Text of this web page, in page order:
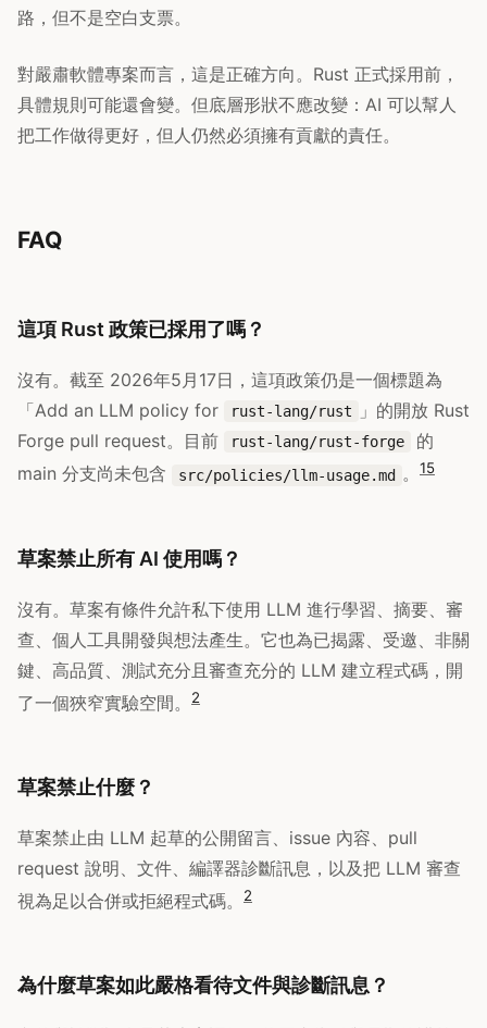
路，但不是空白支票。
對嚴肅軟體專案而言，這是正確方向。Rust 正式採用前，
具體規則可能還會變。但底層形狀不應改變：AI 可以幫人
把工作做得更好，但人仍然必須擁有貢獻的責任。
FAQ
這項 Rust 政策已採用了嗎？
沒有。截至 2026年5月17日，這項政策仍是一個標題為
「Add an LLM policy for
rust-lang/rust
」的開放 Rust
Forge pull request。目前
rust-lang/rust-forge
的
main 分支尚未包含
src/policies/llm-usage.md 。 15
草案禁止所有 AI 使用嗎？
沒有。草案有條件允許私下使用 LLM 進行學習、摘要、審
查、個人工具開發與想法產生。它也為已揭露、受邀、非關
鍵、高品質、測試充分且審查充分的 LLM 建立程式碼，開
了一個狹窄實驗空間。
2
草案禁止什麼？
草案禁止由 LLM 起草的公開留言、issue 內容、pull
request 說明、文件、編譯器診斷訊息，以及把 LLM 審查
視為足以合併或拒絕程式碼。
2
為什麼草案如此嚴格看待文件與診斷訊息？